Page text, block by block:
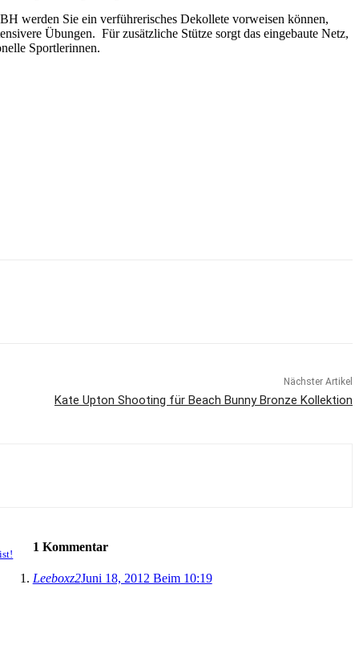
werden Sie ein verführerisches Dekollete vorweisen können,
Übungen. Für zusätzliche Stütze sorgt das eingebaute Netz,
Sportlerinnen.
Nächster Artikel
Kate Upton Shooting für Beach Bunny Bronze Kollektion
1 Kommentar
Leeboxz2Juni 18, 2012 Beim 10:19